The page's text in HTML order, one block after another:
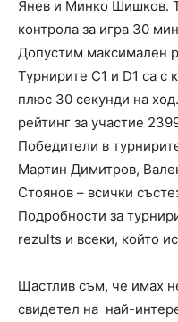
Янев и Минко Шишков.
контрола за игра 30
Допустим максимален
Турнирите C1 и D1 са с
плюс 30 секунди на
рейтинг за участие
Победители в
Мартин Димитров,
Стоянов – всички
Подробности за
rezults и всеки, който
Щастлив съм, че имах
свидетел на най-